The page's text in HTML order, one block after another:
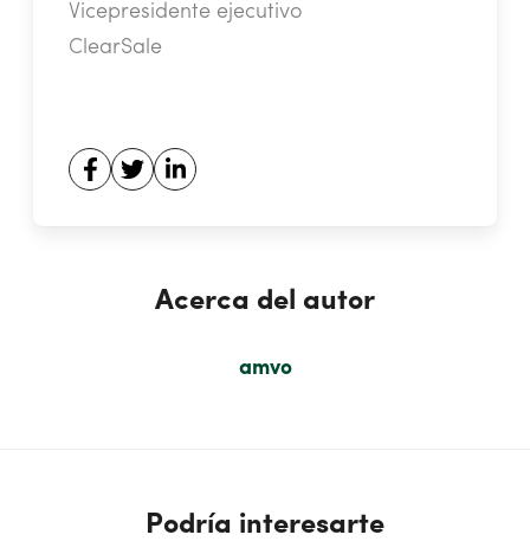
Vicepresidente ejecutivo
ClearSale
Acerca del autor
amvo
Podría interesarte